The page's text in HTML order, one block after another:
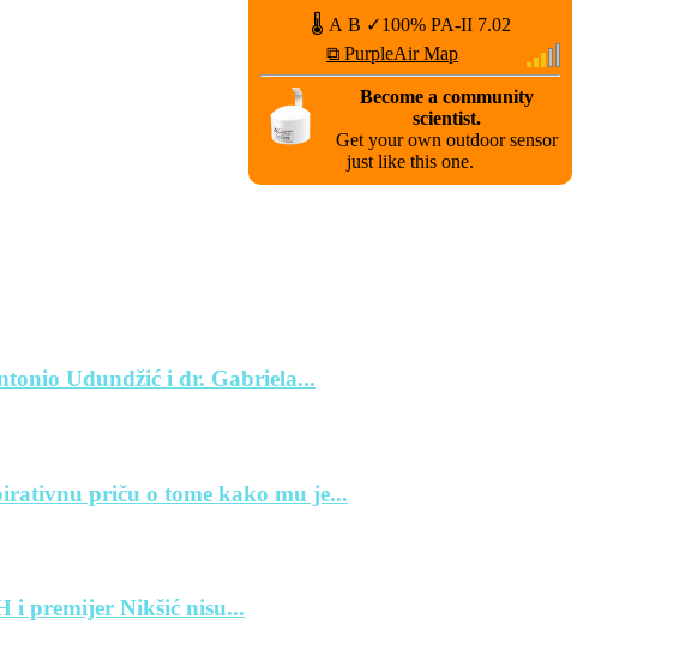
🌡 A B ✓100% PA-II 7.02
⧉ PurpleAir Map
Become a community
scientist.
Get your own outdoor sensor
just like this one.
Udundžić i dr. Gabriela...
priču o tome kako mu je...
i premijer Nikšić nisu...